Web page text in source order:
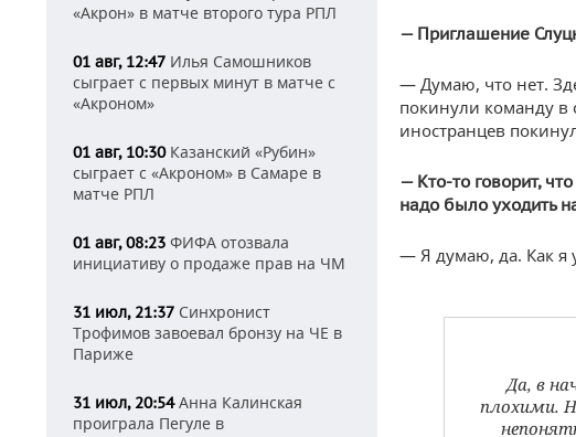
«Акрон» в матче второго тура РПЛ
01 авг, 12:47 Илья Самошников
сыграет с первых минут в матче с
«Акроном»
01 авг, 10:30Казанский «Рубин»
сыграет с «Акроном» в Самаре в
матче РПЛ
01 авг, 08:23 ФИФА отозвала
инициативу о продаже прав на ЧМ
31 июл, 21:37 Синхронист
Трофимов завоевал бронзу на ЧЕ в
Париже
31 июл, 20:54Анна Калинская
проиграла Пегуле в
— Приглашение
— Думаю, что нет.
покинули команду в
иностранцев
— Кто-то говорит,
надо было уходить
— Я думаю, да. Как я
Да, в
плохими.